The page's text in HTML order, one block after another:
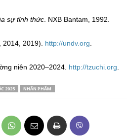
sự tỉnh thức . NXB Bantam, 1992.
2019). http://undv.org
niên 2020–2024. http://tzuchi.org
2025 NHÂN PHẨM